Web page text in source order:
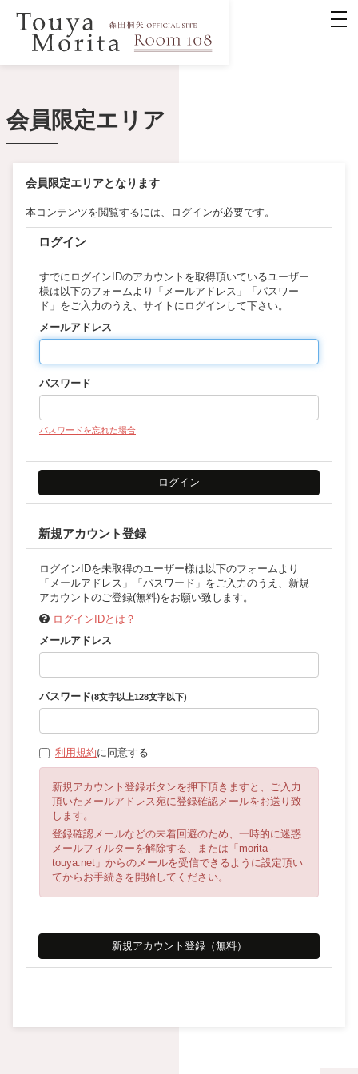
会員限定エリア
会員限定エリアとなります
本コンテンツを閲覧するには、ログインが必要です。
ログイン
すでにログインIDのアカウントを取得頂いているユーザー
様は以下のフォームより「メールアドレス」「パスワー
ド」をご入力のうえ、サイトにログインして下さい。
メールアドレス
パスワード
パスワードを忘れた場合
新規アカウント登録
ログインIDを未取得のユーザー様は以下のフォームより
「メールアドレス」「パスワード」をご入力のうえ、新規
アカウントのご登録(無料)をお願い致します。
ログインIDとは？
メールアドレス
パスワード(8文字以上128文字以下)
利用規約に同意する
新規アカウント登録ボタンを押下頂きますと、ご入力
頂いたメールアドレス宛に登録確認メールをお送り致
します。
登録確認メールなどの未着回避のため、一時的に迷惑
メールフィルターを解除する、または「morita-
touya.net」からのメールを受信できるように設定頂い
てからお手続きを開始してください。